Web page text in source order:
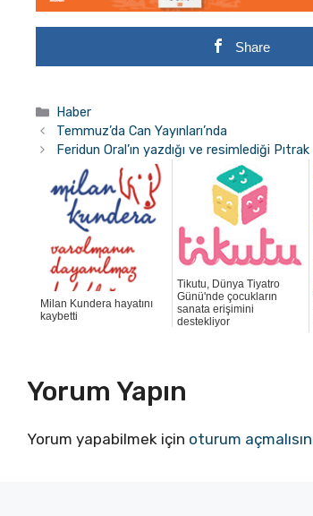
Share
Kategoriler
Haber
Temmuz’da Can Yayınları’nda
Feridun Oral’ın yazdığı ve resimlediği
Milan Kundera hayatını
kaybetti
Tikutu, Dünya Tiyatro
Günü'nde çocukların
sanata erişimini
destekliyor
Yorum Yapın
Yorum yapabilmek için oturum